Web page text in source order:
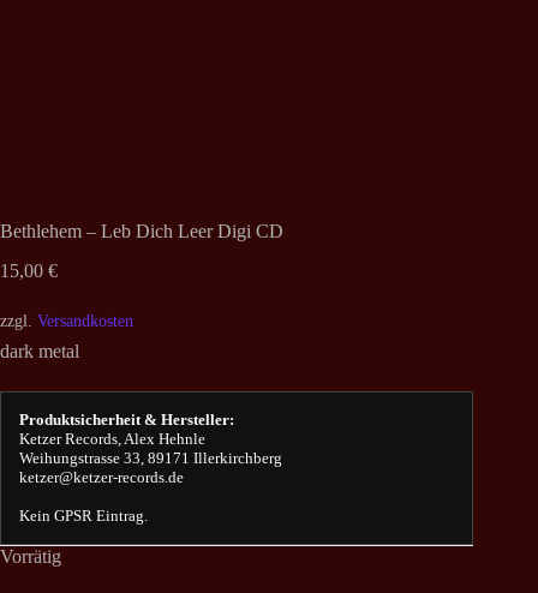
Bethlehem – Leb Dich Leer Digi CD
15,00 €
zzgl. Versandkosten
dark metal
Produktsicherheit & Hersteller:
Ketzer Records, Alex Hehnle
Weihungstrasse 33, 89171 Illerkirchberg
ketzer@ketzer-records.de
Kein GPSR Eintrag.
Vorrätig